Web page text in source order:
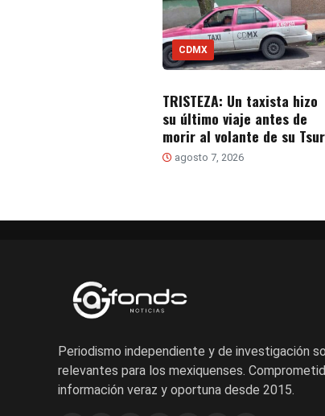
CDMX
TRISTEZA: Un taxista hizo
su último viaje antes de
morir al volante de su
agosto 7, 2026
Periodismo independiente y de investigación
relevantes para los mexiquenses.
información veraz y oportuna desde 2015.